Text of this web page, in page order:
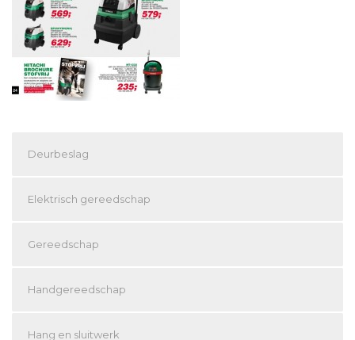
Deurbeslag
Elektrisch gereedschap
Gereedschap
Handgereedschap
Hang en sluitwerk